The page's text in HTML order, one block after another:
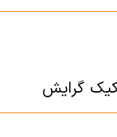
گرایش